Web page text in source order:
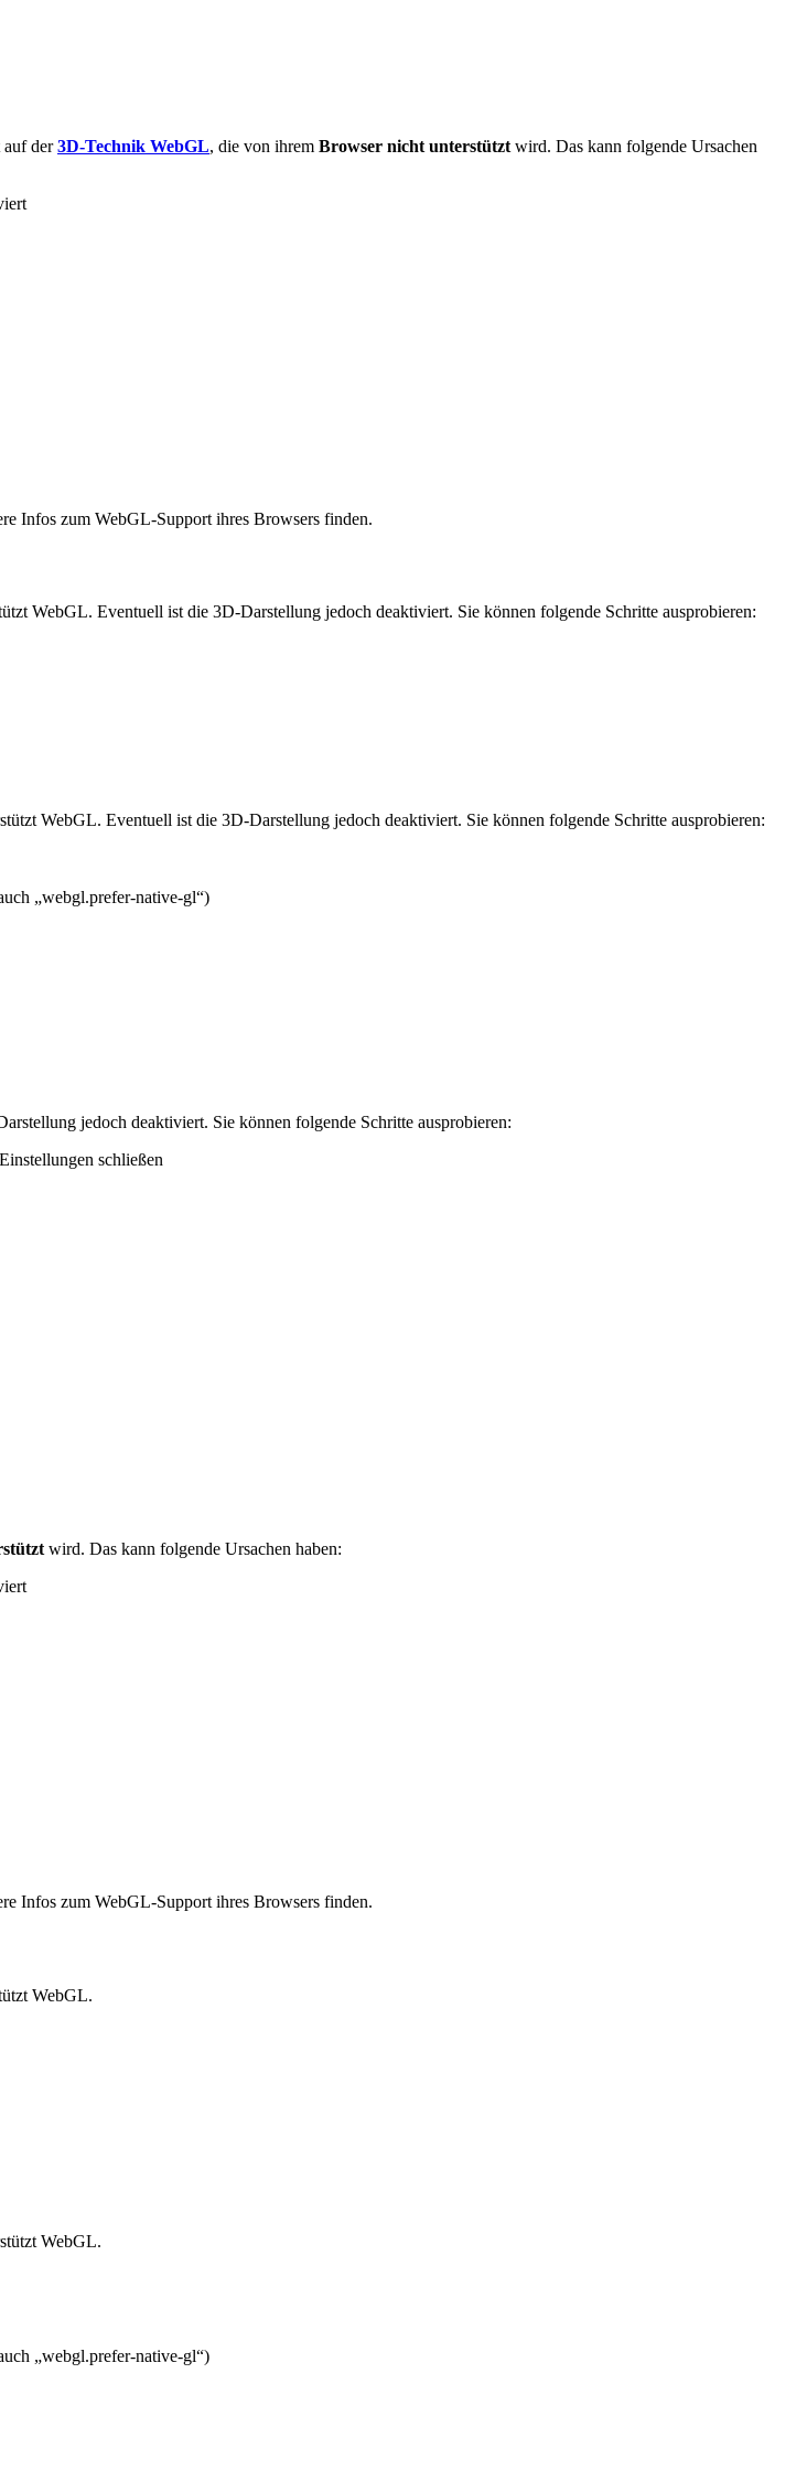
auf der3D-Technik WebGL, die von ihrem Browser nicht unterstützt wird. Das kann folgende Ursachen
Infos zum WebGL-Support ihres Browsers finden.
WebGL. Eventuell ist die 3D-Darstellung jedoch deaktiviert. Sie können folgende Schritte ausprobieren:
WebGL. Eventuell ist die 3D-Darstellung jedoch deaktiviert. Sie können folgende Schritte ausprobieren:
„webgl.prefer-native-gl“)
jedoch deaktiviert. Sie können folgende Schritte ausprobieren:
schließen
wird. Das kann folgende Ursachen haben:
Infos zum WebGL-Support ihres Browsers finden.
WebGL.
WebGL.
„webgl.prefer-native-gl“)